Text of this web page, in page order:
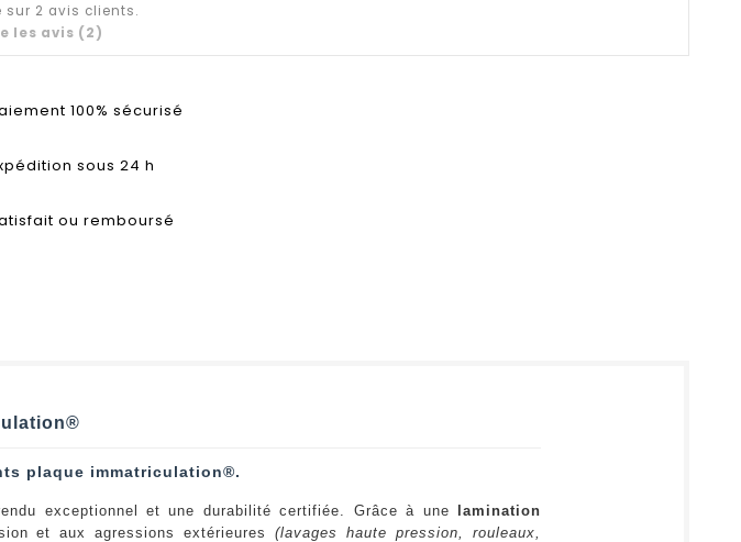
sur 2 avis clients.
les avis (2)
100% sécurisé
sous 24 h
ou remboursé
plaque immatriculation®.
exceptionnel et une durabilité certifiée. Grâce à une
lamination
et aux agressions extérieures(lavages haute pression, rouleaux,